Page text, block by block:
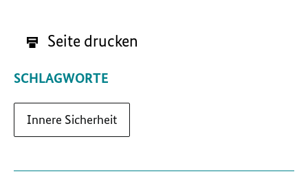
Seite drucken
SCHLAGWORTE
Innere Sicherheit